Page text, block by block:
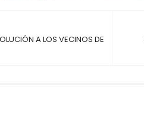
A LOS VECINOS DE